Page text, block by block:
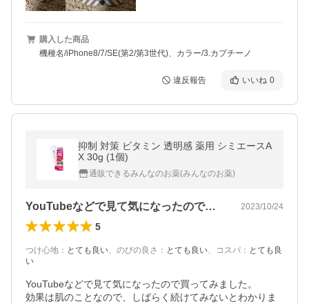
購入した商品
機種名/iPhone8/7/SE(第2/第3世代)、カラー/3.カプチーノ
違反報告 いいね 0
抑制 対策 ビタミン 透明感 薬用 シミエースA
X 30g (1個)
通販できるみんなのお薬(みんなのお薬)
YouTubeなどで見て気になったので… 2023/10/24
5
つけ心地 ： とても良い、 のびの良さ ： とても良い、 コスパ ： とても良
い
YouTubeなどで見て気になったので買ってみました。
効果は肌のことなので、しばらく続けてみないとわかりま